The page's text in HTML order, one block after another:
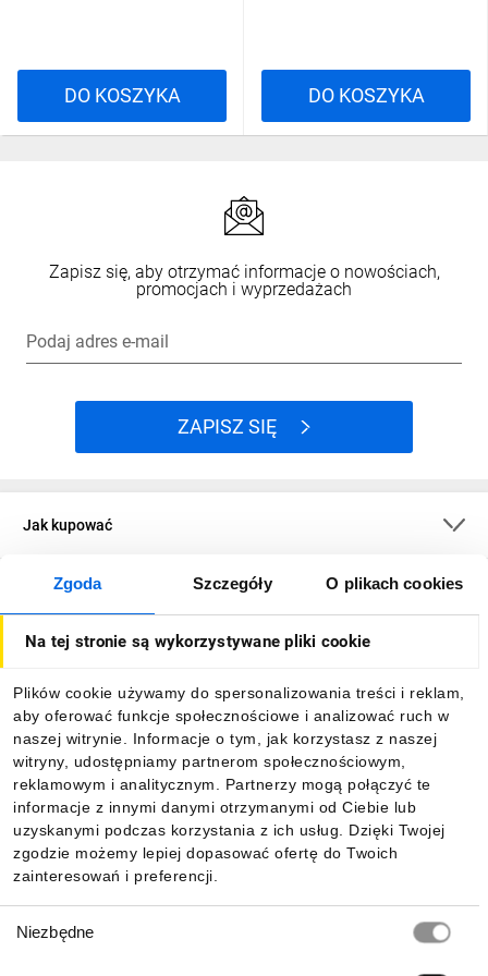
Zgoda Szczegóły O plikach cookies
Na tej stronie są wykorzystywane pliki cookie
Plików cookie używamy do spersonalizowania treści i reklam,
aby oferować funkcje społecznościowe i analizować ruch w
naszej witrynie. Informacje o tym, jak korzystasz z naszej
witryny, udostępniamy partnerom społecznościowym,
reklamowym i analitycznym. Partnerzy mogą połączyć te
informacje z innymi danymi otrzymanymi od Ciebie lub
uzyskanymi podczas korzystania z ich usług. Dzięki Twojej
zgodzie możemy lepiej dopasować ofertę do Twoich
zainteresowań i preferencji.
zgody
Niezbędne
DO KOSZYKA DO KOSZYKA
Zapisz się, aby otrzymać informacje o nowościach,
promocjach i wyprzedażach
Podaj adres e-mail
ZAPISZ SIĘ
Jak kupować
O firmie
Informacje
Pobierz naszą aplikację mobilną: